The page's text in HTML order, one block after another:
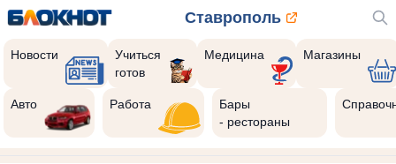
Ставрополь
Новости
Учиться
готов
Медицина Магазины
Авто Работа
Бары
- рестораны